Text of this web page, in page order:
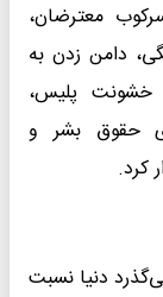
معترضان،
دامن زدن به
خشونت پلیس،
حقوق بشر و
کرد.
دنیا نسبت